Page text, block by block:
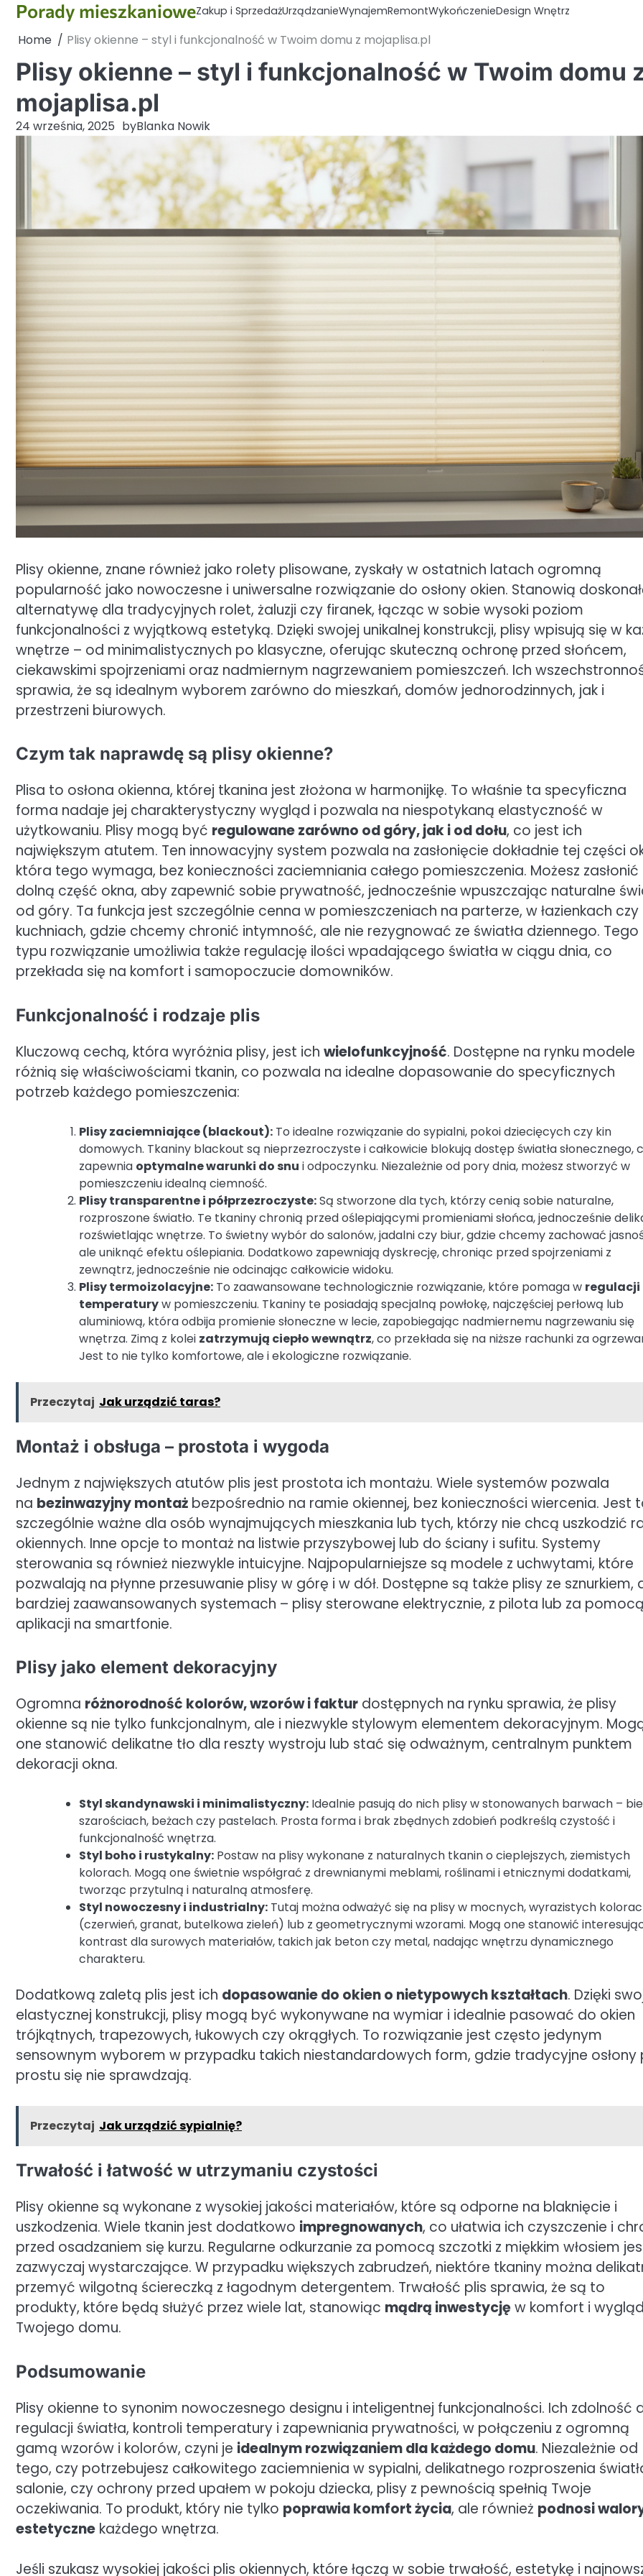
Skip
content
Porady mieszkanioweZakup i SprzedażUrządzanieWynajemRemontWykończenieDesign Wnętrz
Home Plisy okienne – styl i funkcjonalność w Twoim domu z mojaplisa.pl
Plisy okienne – styl i funkcjonalność w Twoim domu
mojaplisa.pl
24 września, 2025 byBlanka Nowik
Plisy okienne, znane również jako rolety plisowane, zyskały w ostatnich latach ogromną
popularność jako nowoczesne i uniwersalne rozwiązanie do osłony okien. Stanowią
alternatywę dla tradycyjnych rolet, żaluzji czy firanek, łącząc w sobie wysoki poziom
funkcjonalności z wyjątkową estetyką. Dzięki swojej unikalnej konstrukcji, plisy wpisują się w
wnętrze – od minimalistycznych po klasyczne, oferując skuteczną ochronę przed słońcem,
ciekawskimi spojrzeniami oraz nadmiernym nagrzewaniem pomieszczeń. Ich
sprawia, że są idealnym wyborem zarówno do mieszkań, domów jednorodzinnych, jak i
przestrzeni biurowych.
Czym tak naprawdę są plisy okienne?
Plisa to osłona okienna, której tkanina jest złożona w harmonijkę. To właśnie ta specyficzna
forma nadaje jej charakterystyczny wygląd i pozwala na niespotykaną elastyczność w
użytkowaniu. Plisy mogą być regulowane zarówno od góry, jak i od dołu, co jest ich
największym atutem. Ten innowacyjny system pozwala na zasłonięcie dokładnie tej części
która tego wymaga, bez konieczności zaciemniania całego pomieszczenia. Możesz zasłonić
dolną część okna, aby zapewnić sobie prywatność, jednocześnie wpuszczając naturalne
od góry. Ta funkcja jest szczególnie cenna w pomieszczeniach na parterze, w łazienkach czy
kuchniach, gdzie chcemy chronić intymność, ale nie rezygnować ze światła dziennego. Tego
typu rozwiązanie umożliwia także regulację ilości wpadającego światła w ciągu dnia, co
przekłada się na komfort i samopoczucie domowników.
Funkcjonalność i rodzaje plis
Kluczową cechą, która wyróżnia plisy, jest ich wielofunkcyjność. Dostępne na rynku modele
różnią się właściwościami tkanin, co pozwala na idealne dopasowanie do specyficznych
potrzeb każdego pomieszczenia:
Plisy zaciemniające (blackout): To idealne rozwiązanie do sypialni, pokoi dziecięcych czy kin
domowych. Tkaniny blackout są nieprzezroczyste i całkowicie blokują dostęp światła słonecznego,
zapewnia optymalne warunki do snu i odpoczynku. Niezależnie od pory dnia, możesz stworzyć w
pomieszczeniu idealną ciemność.
Plisy transparentne i półprzezroczyste:Są stworzone dla tych, którzy cenią sobie naturalne,
rozproszone światło. Te tkaniny chronią przed oślepiającymi promieniami słońca, jednocześnie
rozświetlając wnętrze. To świetny wybór do salonów, jadalni czy biur, gdzie chcemy zachować
ale uniknąć efektu oślepiania. Dodatkowo zapewniają dyskrecję, chroniąc przed spojrzeniami z
zewnątrz, jednocześnie nie odcinając całkowicie widoku.
Plisy termoizolacyjne: To zaawansowane technologicznie rozwiązanie, które pomaga w regulacji
temperaturyw pomieszczeniu. Tkaniny te posiadają specjalną powłokę, najczęściej perłową lub
aluminiową, która odbija promienie słoneczne w lecie, zapobiegając nadmiernemu nagrzewaniu się
wnętrza. Zimą z kolei zatrzymują ciepło wewnątrz, co przekłada się na niższe rachunki za
Jest to nie tylko komfortowe, ale i ekologiczne rozwiązanie.
Przeczytaj Jak urządzić taras?
Montaż i obsługa – prostota i wygoda
Jednym z największych atutów plis jest prostota ich montażu. Wiele systemów pozwala
na bezinwazyjny montaż bezpośrednio na ramie okiennej, bez konieczności wiercenia. Jest
szczególnie ważne dla osób wynajmujących mieszkania lub tych, którzy nie chcą uszkodzić
okiennych. Inne opcje to montaż na listwie przyszybowej lub do ściany i sufitu. Systemy
sterowania są również niezwykle intuicyjne. Najpopularniejsze są modele z uchwytami, które
pozwalają na płynne przesuwanie plisy w górę i w dół. Dostępne są także plisy ze sznurkiem,
bardziej zaawansowanych systemach – plisy sterowane elektrycznie, z pilota lub za pomocą
aplikacji na smartfonie.
Plisy jako element dekoracyjny
Ogromna różnorodność kolorów, wzorów i faktur dostępnych na rynku sprawia, że plisy
okienne są nie tylko funkcjonalnym, ale i niezwykle stylowym elementem dekoracyjnym.
one stanowić delikatne tło dla reszty wystroju lub stać się odważnym, centralnym punktem
dekoracji okna.
Styl skandynawski i minimalistyczny: Idealnie pasują do nich plisy w stonowanych barwach –
szarościach, beżach czy pastelach. Prosta forma i brak zbędnych zdobień podkreślą czystość i
funkcjonalność wnętrza.
Styl boho i rustykalny: Postaw na plisy wykonane z naturalnych tkanin o cieplejszych, ziemistych
kolorach. Mogą one świetnie współgrać z drewnianymi meblami, roślinami i etnicznymi dodatkami,
tworząc przytulną i naturalną atmosferę.
Styl nowoczesny i industrialny: Tutaj można odważyć się na plisy w mocnych, wyrazistych
(czerwień, granat, butelkowa zieleń) lub z geometrycznymi wzorami. Mogą one stanowić
kontrast dla surowych materiałów, takich jak beton czy metal, nadając wnętrzu dynamicznego
charakteru.
Dodatkową zaletą plis jest ich dopasowanie do okien o nietypowych kształtach. Dzięki
elastycznej konstrukcji, plisy mogą być wykonywane na wymiar i idealnie pasować do okien
trójkątnych, trapezowych, łukowych czy okrągłych. To rozwiązanie jest często jedynym
sensownym wyborem w przypadku takich niestandardowych form, gdzie tradycyjne osłony
prostu się nie sprawdzają.
Przeczytaj Jak urządzić sypialnię?
Trwałość i łatwość w utrzymaniu czystości
Plisy okienne są wykonane z wysokiej jakości materiałów, które są odporne na blaknięcie i
uszkodzenia. Wiele tkanin jest dodatkowo impregnowanych, co ułatwia ich czyszczenie i
przed osadzaniem się kurzu. Regularne odkurzanie za pomocą szczotki z miękkim włosiem
zazwyczaj wystarczające. W przypadku większych zabrudzeń, niektóre tkaniny można
przemyć wilgotną ściereczką z łagodnym detergentem. Trwałość plis sprawia, że są to
produkty, które będą służyć przez wiele lat, stanowiąc mądrą inwestycjęw komfort i wygląd
Twojego domu.
Podsumowanie
Plisy okienne to synonim nowoczesnego designu i inteligentnej funkcjonalności. Ich zdolność
regulacji światła, kontroli temperatury i zapewniania prywatności, w połączeniu z ogromną
gamą wzorów i kolorów, czyni je idealnym rozwiązaniem dla każdego domu. Niezależnie od
tego, czy potrzebujesz całkowitego zaciemnienia w sypialni, delikatnego rozproszenia
salonie, czy ochrony przed upałem w pokoju dziecka, plisy z pewnością spełnią Twoje
oczekiwania. To produkt, który nie tylko poprawia komfort życia, ale również podnosi
estetyczne każdego wnętrza.
Jeśli szukasz wysokiej jakości plis okiennych, które łączą w sobie trwałość, estetykę i